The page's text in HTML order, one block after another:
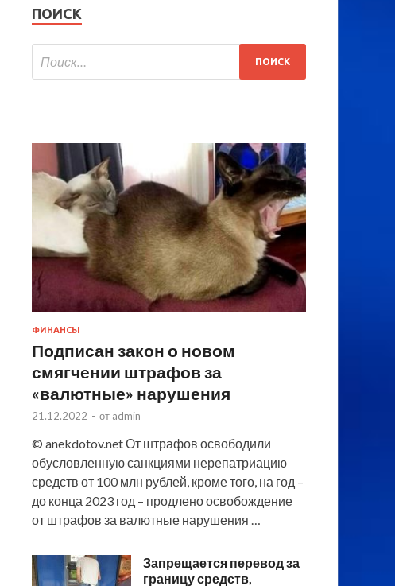
ПОИСК
ФИНАНСЫ
Подписан закон о новом
смягчении штрафов за
«валютные» нарушения
21.12.2022 - от admin
© anekdotov.net От штрафов освободили
обусловленную санкциями нерепатриацию
средств от 100 млн рублей, кроме того, на год –
до конца 2023 год – продлено освобождение
от штрафов за валютные нарушения …
Запрещается перевод за
границу средств,